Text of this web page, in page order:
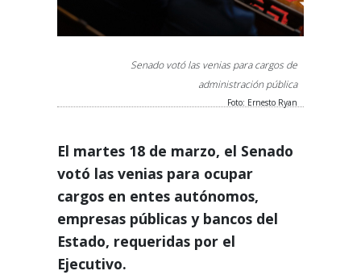
Senado votó las venias para cargos de
administración pública
Foto: Ernesto Ryan
El martes 18 de marzo, el Senado
votó las venias para ocupar
cargos en entes autónomos,
empresas públicas y bancos del
Estado, requeridas por el
Ejecutivo.